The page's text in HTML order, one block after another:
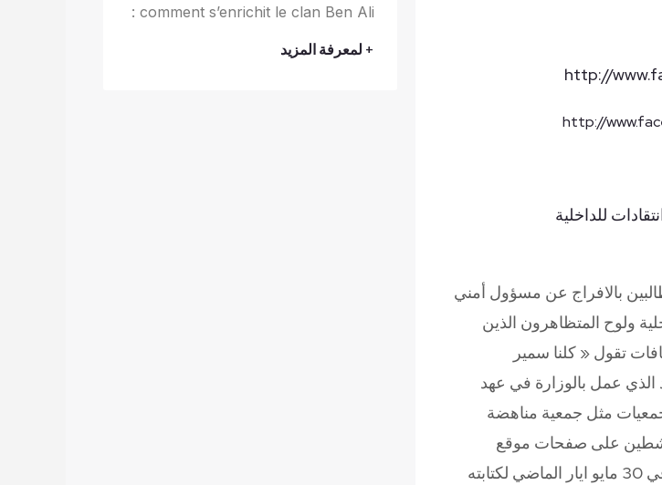
http://
http://
للداخلية
بالافراج عن مسؤول أمني
ولوح المتظاهرون الذين
تقول « كلنا سمير
الذي عمل بالوزارة في عهد
مثل جمعية مناهضة
على صفحات موقع
التواصل الاجتماعي « فيسبوك ». وقالت عائلة سمير الفرياني انه اعتقل في 30 مايو ايار الماضي لكتابته
: comment s’enrichit le clan Ben Ali
+ لمعرفة المزيد